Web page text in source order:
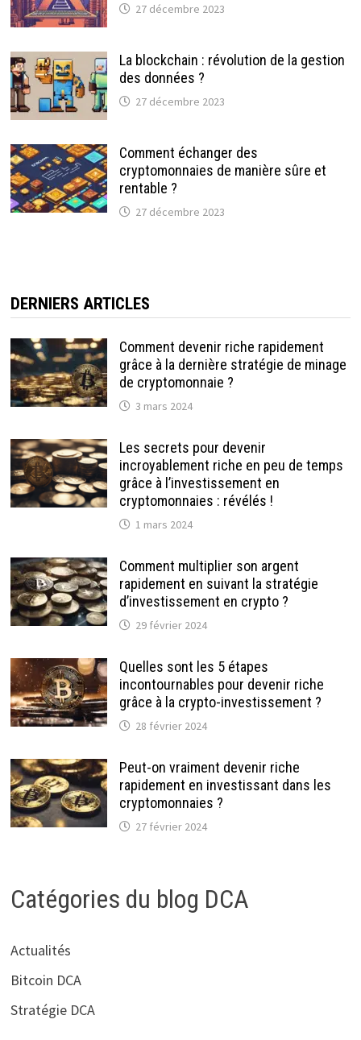
27 décembre 2023
La blockchain : révolution de la gestion
des données ?
27 décembre 2023
Comment échanger des
cryptomonnaies de manière sûre et
rentable ?
27 décembre 2023
DERNIERS ARTICLES
Comment devenir riche rapidement
grâce à la dernière stratégie de minage
de cryptomonnaie ?
3 mars 2024
Les secrets pour devenir
incroyablement riche en peu de temps
grâce à l’investissement en
cryptomonnaies : révélés !
1 mars 2024
Comment multiplier son argent
rapidement en suivant la stratégie
d’investissement en crypto ?
29 février 2024
Quelles sont les 5 étapes
incontournables pour devenir riche
grâce à la crypto-investissement ?
28 février 2024
Peut-on vraiment devenir riche
rapidement en investissant dans les
cryptomonnaies ?
27 février 2024
Catégories du blog DCA
Actualités
Bitcoin DCA
Stratégie DCA